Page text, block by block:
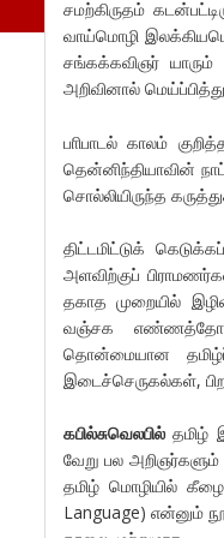
சமற்கிருதம்
வாய்மொழி
சங்கக்கவிஞர்
அறிவினால்
பாிபாடல் காலம்
தென்னிந்தியாவின்
சொல்லியிருந்த
திட்டமிட்டுக்
அளவிற்குப்
தகாத முறையில்
வஞ்சக
தொன்மையான
இடைச்செருகல்கள்,
கபில்சுவெலபில்தமிழ்
வேறு பல
தமிழ் மொழியில்
Language) என்னும்